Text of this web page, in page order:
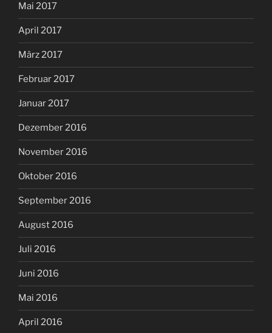
Mai 2017
April 2017
März 2017
Februar 2017
Januar 2017
Dezember 2016
November 2016
Oktober 2016
September 2016
August 2016
Juli 2016
Juni 2016
Mai 2016
April 2016